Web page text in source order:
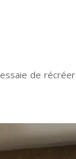
de récréer